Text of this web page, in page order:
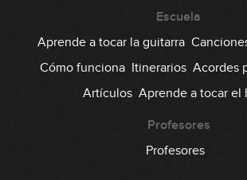
Escuela
Aprende a tocar la guitarra
Cómo funciona Itinerarios Acordes
Artículos Aprende a tocar el
Profesores
Profesores